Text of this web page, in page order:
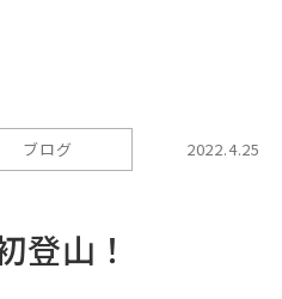
ブログ 2022.4.25
登山！